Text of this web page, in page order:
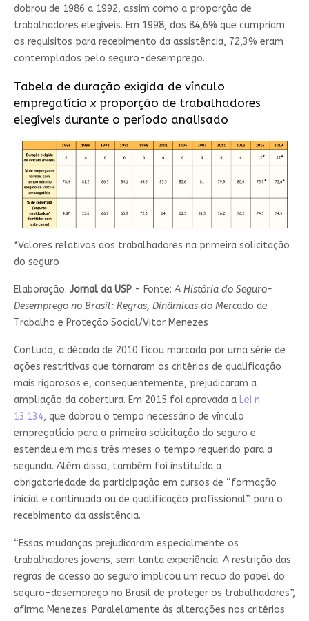
dobrou de 1986 a 1992, assim como a proporção de
trabalhadores elegíveis. Em 1998, dos 84,6% que cumpriam
os requisitos para recebimento da assistência, 72,3% eram
contemplados pelo seguro-desemprego.
Tabela de duração exigida de vínculo
empregatício xproporção de trabalhadores
elegíveis durante o período analisado
*Valores relativos aos trabalhadores na primeira solicitação
do seguro
Elaboração: Jornal da USP- Fonte:A História do Seguro-
Desemprego no Brasil: Regras, Dinâmicas do Mercado de
Trabalho e Proteção Social/Vitor Menezes
Contudo, a década de 2010 ficou marcada por uma série de
ações restritivas que tornaram os critérios de qualificação
mais rigorosos e, consequentemente, prejudicaram a
ampliação da cobertura. Em 2015 foi aprovada a Lei n.
13.134, que dobrou o tempo necessário de vínculo
empregatício para a primeira solicitação do seguro e
estendeu em mais três meses o tempo requerido para a
segunda. Além disso, também foi instituída a
obrigatoriedade da participação em cursos de “formação
inicial e continuada ou de qualificação profissional” para o
recebimento da assistência.
“Essas mudanças prejudicaram especialmente os
trabalhadores jovens, sem tanta experiência. A restrição das
regras de acesso ao seguro implicou um recuo do papel do
seguro-desemprego no Brasil de proteger os trabalhadores”,
afirma Menezes. Paralelamente às alterações nos critérios